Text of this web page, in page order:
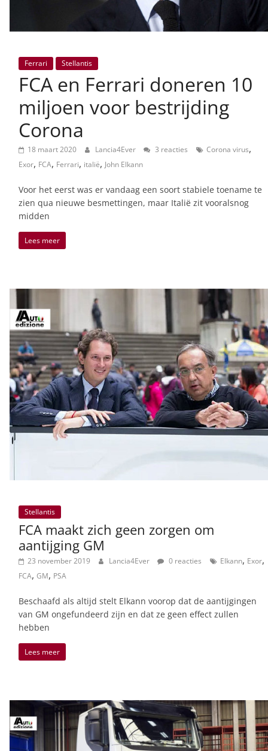
Ferrari Stellantis
FCA en Ferrari doneren 10
miljoen voor bestrijding
Corona
18 maart 2020 Lancia4Ever 3 reacties Corona virus,
Exor, FCA, Ferrari, italië, John Elkann
Voor het eerst was er vandaag een soort stabiele toename te
zien qua nieuwe besmettingen, maar Italië zit vooralsnog
midden
Lees meer
Stellantis
FCA maakt zich geen zorgen om
aantijging GM
23 november 2019 Lancia4Ever 0 reacties Elkann, Exor,
FCA, GM, PSA
Beschaafd als altijd stelt Elkann voorop dat de aantijgingen
van GM ongefundeerd zijn en dat ze geen effect zullen
hebben
Lees meer